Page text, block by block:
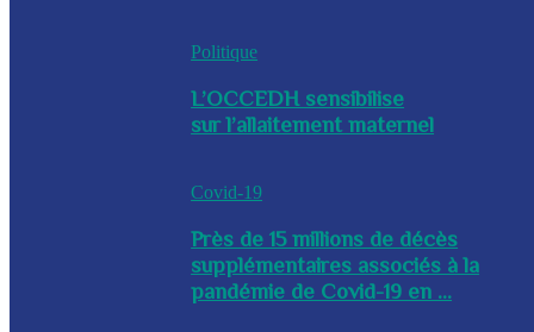
Politique
L’OCCEDH sensibilise
sur l’allaitement maternel
Covid-19
Près de 15 millions de décès
supplémentaires associés à la
pandémie de Covid-19 en ...